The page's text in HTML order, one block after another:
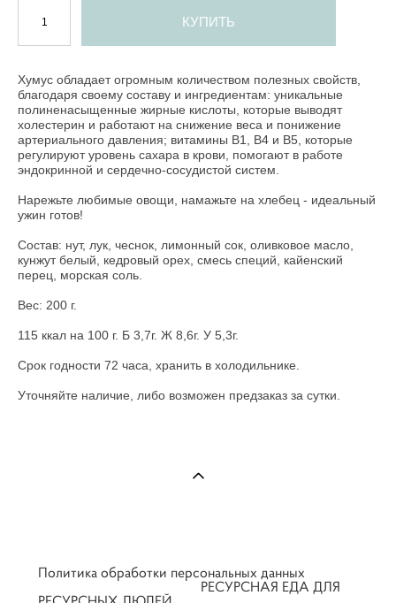
КУПИТЬ
Хумус обладает огромным количеством полезных свойств,
благодаря своему составу и ингредиентам: уникальные
полиненасыщенные жирные кислоты, которые выводят
холестерин и работают на снижение веса и понижение
артериального давления; витамины В1, В4 и В5, которые
регулируют уровень сахара в крови, помогают в работе
эндокринной и сердечно-сосудистой систем.
Нарежьте любимые овощи, намажьте на хлебец - идеальный
ужин готов!
Состав: нут, лук, чеснок, лимонный сок, оливковое масло,
кунжут белый, кедровый орех, смесь специй, кайенский
перец, морская соль.
Вес: 200 г.
115 ккал на 100 г. Б 3,7г. Ж 8,6г. У 5,3г.
Срок годности 72 часа, хранить в холодильнике.
Уточняйте наличие, либо возможен предзаказ за сутки.
Политика обработки персональных данных
РЕСУРСНАЯ ЕДА ДЛЯ